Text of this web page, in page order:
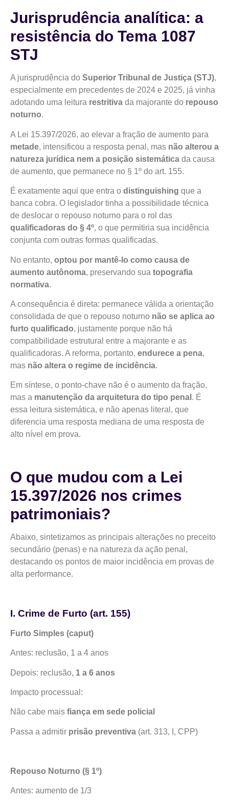
Jurisprudência analítica: a
resistência do Tema 1087
STJ
A jurisprudência do Superior Tribunal de Justiça (STJ),
especialmente em precedentes de 2024 e 2025, já vinha
adotando uma leitura restritiva da majorante do repouso
noturno.
A Lei 15.397/2026, ao elevar a fração de aumento para
metade, intensificou a resposta penal, mas não alterou a
natureza jurídica nem a posição sistemática da causa
de aumento, que permanece no § 1º do art. 155.
É exatamente aqui que entra o distinguishing que a
banca cobra. O legislador tinha a possibilidade técnica
de deslocar o repouso noturno para o rol das
qualificadoras do § 4º, o que permitiria sua incidência
conjunta com outras formas qualificadas.
No entanto, optou por mantê-lo como causa de
aumento autônoma, preservando sua topografia
normativa.
A consequência é direta: permanece válida a orientação
consolidada de que o repouso noturno não se aplica ao
furto qualificado, justamente porque não há
compatibilidade estrutural entre a majorante e as
qualificadoras. A reforma, portanto, endurece a pena,
mas não altera o regime de incidência.
Em síntese, o ponto-chave não é o aumento da fração,
mas a manutenção da arquitetura do tipo penal . É
essa leitura sistemática, e não apenas literal, que
diferencia uma resposta mediana de uma resposta de
alto nível em prova.
O que mudou com a Lei
15.397/2026 nos crimes
patrimoniais?
Abaixo, sintetizamos as principais alterações no preceito
secundário (penas) e na natureza da ação penal,
destacando os pontos de maior incidência em provas de
alta performance.
I. Crime de Furto (art. 155)
Furto Simples (caput)
Antes: reclusão, 1 a 4 anos
Depois: reclusão, 1 a 6 anos
Impacto processual:
Não cabe mais fiança em sede policial
Passa a admitir prisão preventiva (art. 313, I, CPP)
Repouso Noturno (§ 1º)
Antes: aumento de 1/3